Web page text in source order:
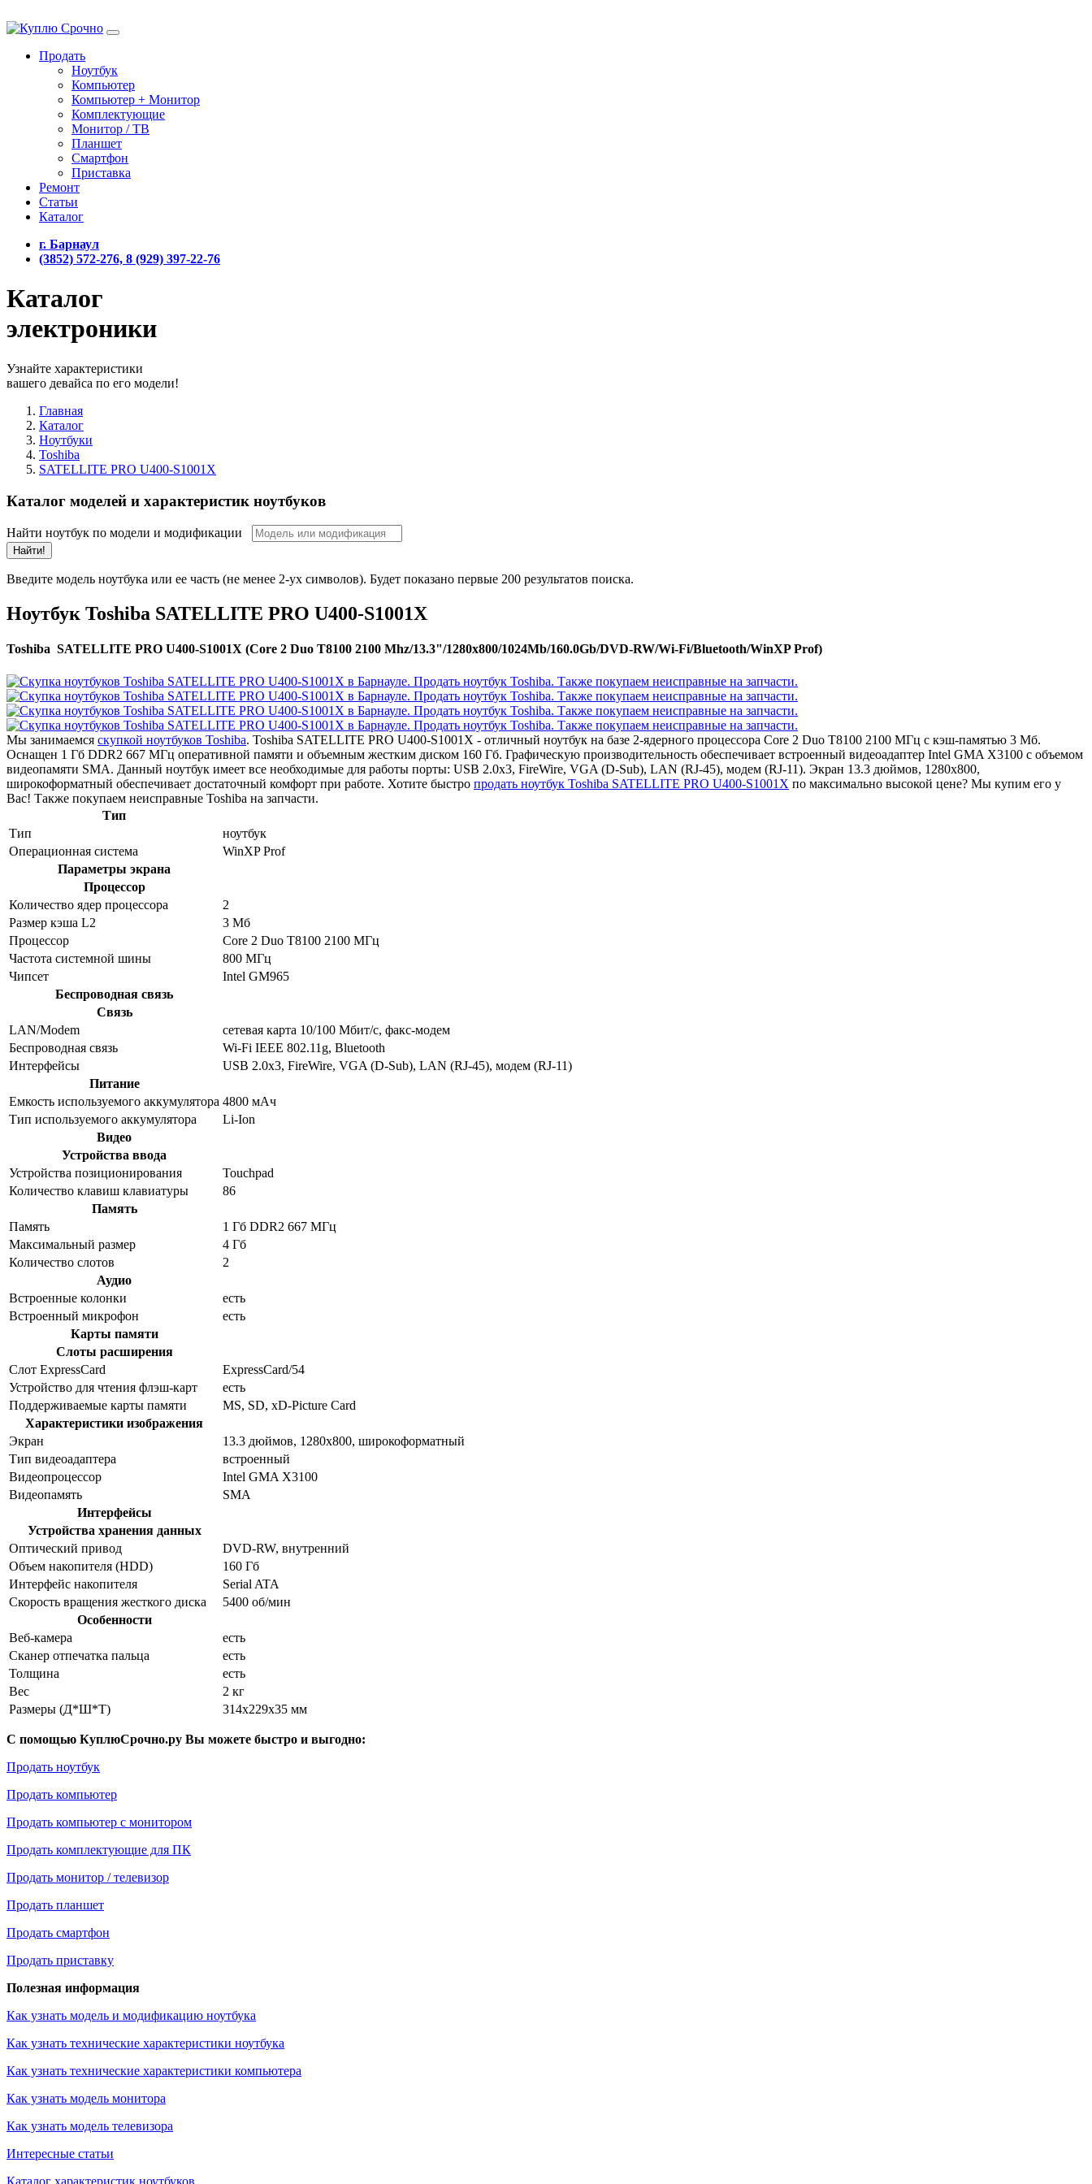
Продать
Ноутбук
Компьютер
Компьютер + Монитор
Комплектующие
Монитор / ТВ
Планшет
Смартфон
Приставка
Ремонт
Статьи
Каталог
г. Барнаул
(3852) 572-276, 8 (929) 397-22-76
Каталог
электроники
Узнайте характеристики
вашего девайса по его модели!
Главная
Каталог
Ноутбуки
Toshiba
SATELLITE PRO U400-S1001X
Каталог моделей и характеристик ноутбуков
Найти ноутбук по модели и модификации
Найти!
Введите модель ноутбука или ее часть (не менее 2-ух символов). Будет показано первые 200 результатов поиска.
Ноутбук Toshiba SATELLITE PRO U400-S1001X
Toshiba SATELLITE PRO U400-S1001X (Core 2 Duo T8100 2100 Mhz/13.3"/1280x800/1024Mb/160.0Gb/DVD-RW/Wi-Fi/Bluetooth/WinXP Prof)
Мы занимаемся скупкой ноутбуков Toshiba. Toshiba SATELLITE PRO U400-S1001X - отличный ноутбук на базе 2-ядерного процессора Core 2 Duo T8100 2100 МГц с кэш-памятью 3 Мб.
Оснащен 1 Гб DDR2 667 МГц оперативной памяти и объемным жестким диском 160 Гб. Графическую производительность обеспечивает встроенный видеоадаптер Intel GMA X3100 с объемом
видеопамяти SMA. Данный ноутбук имеет все необходимые для работы порты: USB 2.0x3, FireWire, VGA (D-Sub), LAN (RJ-45), модем (RJ-11). Экран 13.3 дюймов, 1280x800,
широкоформатный обеспечивает достаточный комфорт при работе. Хотите быстро продать ноутбук Toshiba SATELLITE PRO U400-S1001X по максимально высокой цене? Мы купим его у
Вас! Также покупаем неисправные Toshiba на запчасти.
Тип
Тип
ноутбук
Операционная система
WinXP Prof
Параметры экрана
Процессор
Количество ядер процессора
2
Размер кэша L2
3 Мб
Процессор
Core 2 Duo T8100 2100 МГц
Частота системной шины
800 МГц
Чипсет
Intel GM965
Беспроводная связь
Связь
LAN/Modem
сетевая карта 10/100 Мбит/c, факс-модем
Беспроводная связь
Wi-Fi IEEE 802.11g, Bluetooth
Интерфейсы
USB 2.0x3, FireWire, VGA (D-Sub), LAN (RJ-45), модем (RJ-11)
Питание
Емкость используемого аккумулятора 4800 мАч
Тип используемого аккумулятора
Li-Ion
Видео
Устройства ввода
Устройства позиционирования
Touchpad
Количество клавиш клавиатуры
86
Память
Память
1 Гб DDR2 667 МГц
Максимальный размер
4 Гб
Количество слотов
2
Аудио
Встроенные колонки
есть
Встроенный микрофон
есть
Карты памяти
Слоты расширения
Слот ExpressCard
ExpressCard/54
Устройство для чтения флэш-карт
есть
Поддерживаемые карты памяти
MS, SD, xD-Picture Card
Характеристики изображения
Экран
13.3 дюймов, 1280x800, широкоформатный
Тип видеоадаптера
встроенный
Видеопроцессор
Intel GMA X3100
Видеопамять
SMA
Интерфейсы
Устройства хранения данных
Оптический привод
DVD-RW, внутренний
Объем накопителя (HDD)
160 Гб
Интерфейс накопителя
Serial ATA
Скорость вращения жесткого диска
5400 об/мин
Особенности
Веб-камера
есть
Сканер отпечатка пальца
есть
Толщина
есть
Вес
2 кг
Размеры (Д*Ш*Т)
314x229x35 мм
С помощью КуплюСрочно.ру Вы можете быстро и выгодно:
Продать ноутбук
Продать компьютер
Продать компьютер с монитором
Продать комплектующие для ПК
Продать монитор / телевизор
Продать планшет
Продать смартфон
Продать приставку
Полезная информация
Как узнать модель и модификацию ноутбука
Как узнать технические характеристики ноутбука
Как узнать технические характеристики компьютера
Как узнать модель монитора
Как узнать модель телевизора
Интересные статьи
Каталог характеристик ноутбуков